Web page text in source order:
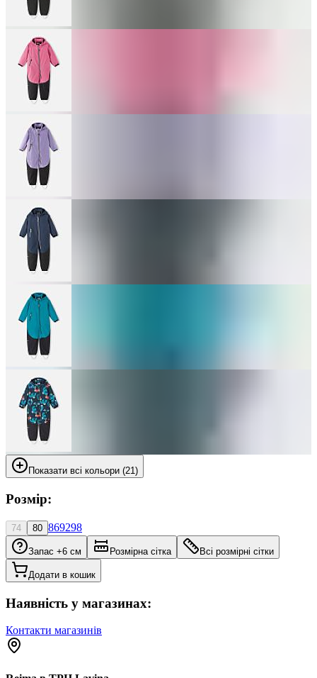
Показати всі кольори (21)
Розмір:
74 80 869298
Запас +6 см Розмірна сітка Всі розмірні сітки
Додати в кошик
Наявність у магазинах:
Контакти магазинів